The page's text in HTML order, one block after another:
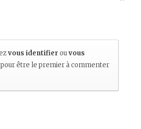
vous identifier ouvous
pour être le premier à commenter